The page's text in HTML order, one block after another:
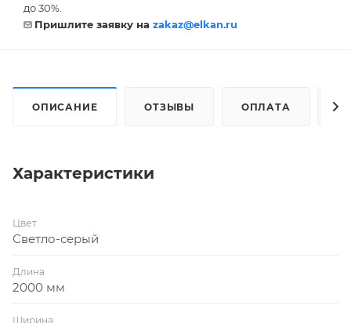
до 30%.
Пришлите заявку на zakaz@elkan.ru
ОПИСАНИЕ ОТЗЫВЫ ОПЛАТА
Характеристики
Цвет
Светло-серый
Длина
2000 мм
Ширина